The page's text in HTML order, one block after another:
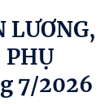
LƯƠNG,
PHỤ
7/2026